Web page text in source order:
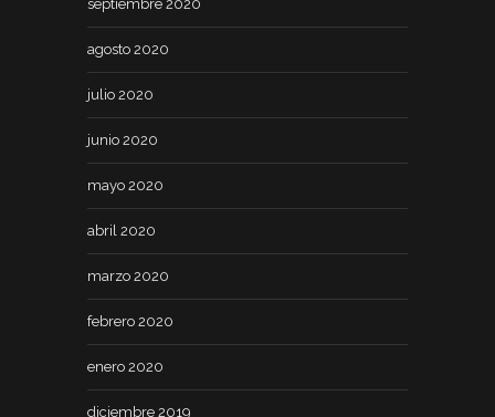
septiembre 2020
agosto 2020
julio 2020
junio 2020
mayo 2020
abril 2020
marzo 2020
febrero 2020
enero 2020
diciembre 2019